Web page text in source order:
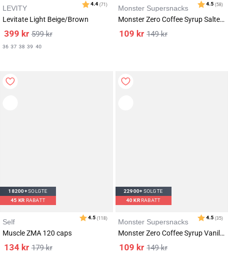
LEVITY
Levitate Light Beige/Brown
599kr
399 kr
36 37 38 39 40
Monster Supersnacks
Monster Zero Coffee Syrup Salted Caramel 1000ml
149kr
109 kr
18200+SOLGTE
45 KR RABATT
Self
Muscle ZMA 120 caps
179kr
134 kr
22900+SOLGTE
40KRRABATT
Monster Supersnacks
Monster Zero Coffee Syrup Vanilla 1000ml
149kr
109 kr